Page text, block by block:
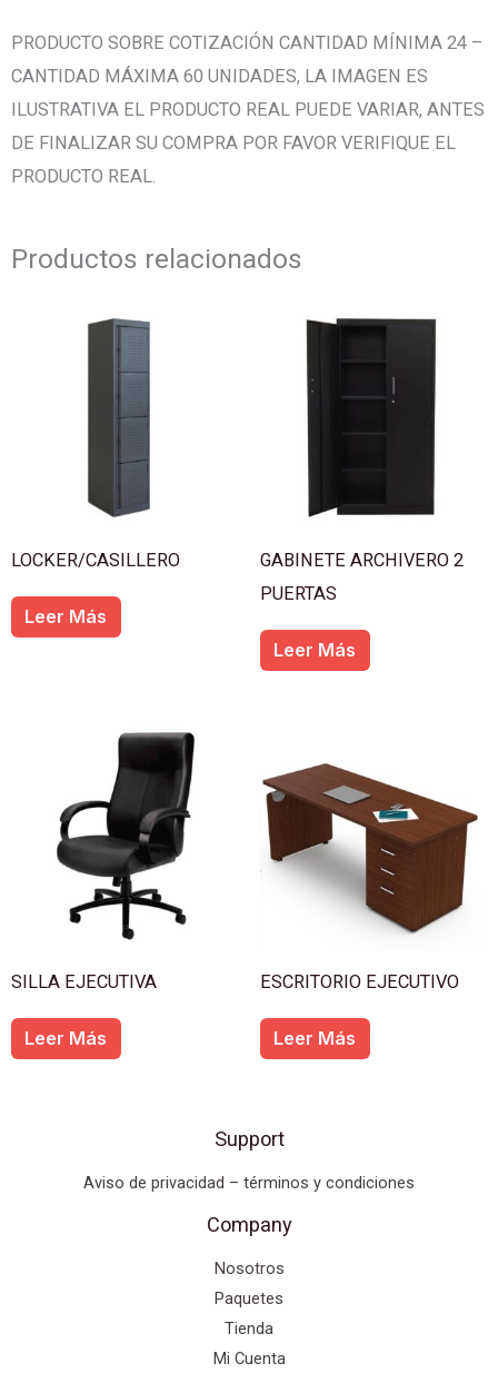
PRODUCTO SOBRE COTIZACIÓN CANTIDAD MÍNIMA 24 –
CANTIDAD MÁXIMA 60 UNIDADES, LA IMAGEN ES
ILUSTRATIVA EL PRODUCTO REAL PUEDE VARIAR, ANTES
DE FINALIZAR SU COMPRA POR FAVOR VERIFIQUE EL
PRODUCTO REAL.
Productos relacionados
LOCKER/CASILLERO
Leer Más
GABINETE ARCHIVERO 2
PUERTAS
Leer Más
SILLA EJECUTIVA
Leer Más
ESCRITORIO EJECUTIVO
Leer Más
Support
Aviso de privacidad – términos y condiciones
Company
Nosotros
Paquetes
Tienda
Mi Cuenta